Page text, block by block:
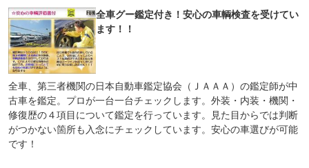
全車グー鑑定付き！安心の車輌検査を受けてい
ます！！
全車、第三者機関の日本自動車鑑定協会（ＪＡＡＡ）の鑑定師が中
古車を鑑定。プロが一台一台チェックします。外装・内装・機関・
修復歴の４項目について鑑定を行っています。見た目からでは判断
がつかない箇所も入念にチェックしています。安心の車選びが可能
です！